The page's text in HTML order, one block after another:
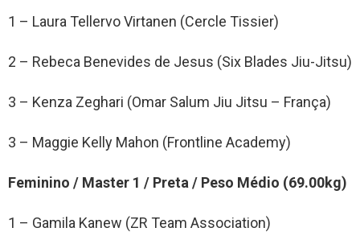
1 – Laura Tellervo Virtanen (Cercle Tissier)
2 – Rebeca Benevides de Jesus (Six Blades Jiu-Jitsu)
3 – Kenza Zeghari (Omar Salum Jiu Jitsu – França)
3 – Maggie Kelly Mahon (Frontline Academy)
Feminino / Master 1 / Preta / Peso Médio (69.00kg)
1 – Gamila Kanew (ZR Team Association)